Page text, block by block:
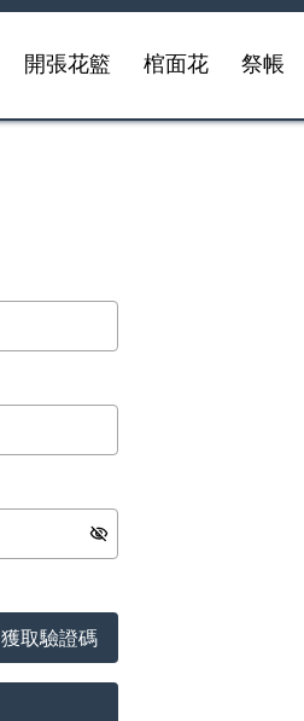
開張花籃 棺面花 祭帳
獲取驗證碼